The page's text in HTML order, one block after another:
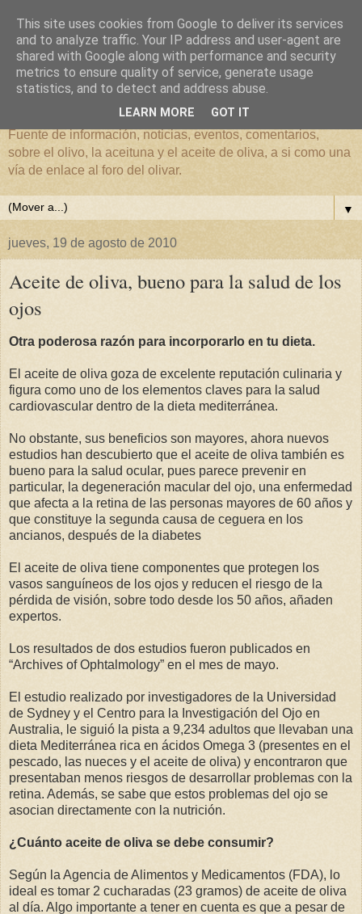
El mundo del Olivar
Fuente de información, noticias, eventos, comentarios,
sobre el olivo, la aceituna y el aceite de oliva, a si como una
vía de enlace al foro del olivar.
▼
jueves, 19 de agosto de 2010
Aceite de oliva, bueno para la salud de los
ojos
Otra poderosa razón para incorporarlo en tu dieta.
El aceite de oliva goza de excelente reputación culinaria y
figura como uno de los elementos claves para la salud
cardiovascular dentro de la dieta mediterránea.
No obstante, sus beneficios son mayores, ahora nuevos
estudios han descubierto que el aceite de oliva también es
bueno para la salud ocular, pues parece prevenir en
particular, la degeneración macular del ojo, una enfermedad
que afecta a la retina de las personas mayores de 60 años y
que constituye la segunda causa de ceguera en los
ancianos, después de la diabetes
El aceite de oliva tiene componentes que protegen los
vasos sanguíneos de los ojos y reducen el riesgo de la
pérdida de visión, sobre todo desde los 50 años, añaden
expertos.
Los resultados de dos estudios fueron publicados en
“Archives of Ophtalmology” en el mes de mayo.
El estudio realizado por investigadores de la Universidad
de Sydney y el Centro para la Investigación del Ojo en
Australia, le siguió la pista a 9,234 adultos que llevaban una
dieta Mediterránea rica en ácidos Omega 3 (presentes en el
pescado, las nueces y el aceite de oliva) y encontraron que
presentaban menos riesgos de desarrollar problemas con la
retina. Además, se sabe que estos problemas del ojo se
asocian directamente con la nutrición.
¿Cuánto aceite de oliva se debe consumir?
Según la Agencia de Alimentos y Medicamentos (FDA), lo
ideal es tomar 2 cucharadas (23 gramos) de aceite de oliva
al día. Algo importante a tener en cuenta es que a pesar de
This site uses cookies from Google to deliver its services
and to analyze traffic. Your IP address and user-agent are
shared with Google along with performance and security
metrics to ensure quality of service, generate usage
statistics, and to detect and address abuse.
LEARN MORE GOT IT